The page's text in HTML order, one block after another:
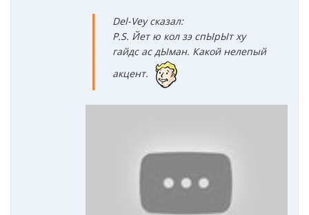
Del-Vey сказал:
P.S. Йет ю кол зэ спЫрЫт ху
гайдс ас дЫман. Какой нелепый
акцент.